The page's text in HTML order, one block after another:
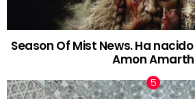
Season Of Mist News. Ha
Amon Amarth